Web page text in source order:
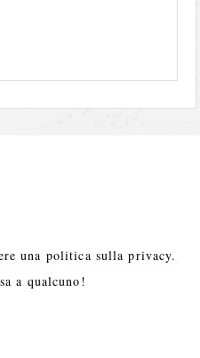
una politica sulla privacy.
a qualcuno!